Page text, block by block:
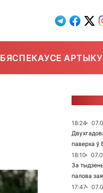
БЯСПЕКАУСЕ
18:24
паверха ў
18:10
За
палова
17:47